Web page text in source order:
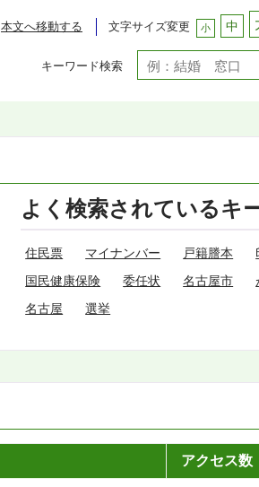
本文へ移動する 文字サイズ変更 小 中
キーワード検索
よく検索されているキ
住民票 マイナンバー 戸籍謄本
国民健康保険
委任状 名古屋市
名古屋
選挙
アクセス数